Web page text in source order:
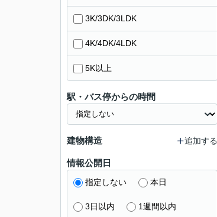
3K/3DK/3LDK
4K/4DK/4LDK
5K以上
駅・バス停からの時間
建物構造 追加する
情報公開日
指定しない 本日
3日以内 1週間以内